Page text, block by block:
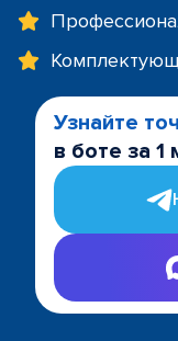
Узнайте
в боте за 1